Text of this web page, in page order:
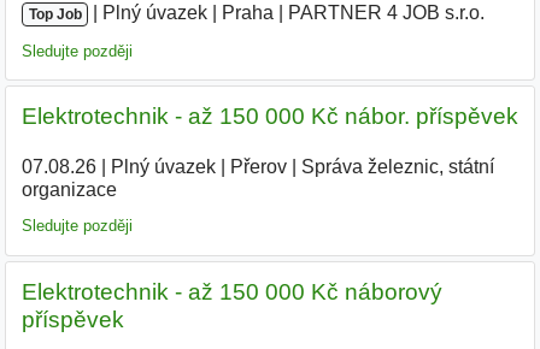
Top Job Plný úvazek Praha PARTNER 4 JOB s.r.o.
Sledujte později
Elektrotechnik - až 150 000 Kč nábor. příspěvek
07.08.26| Plný úvazek| Přerov|
Správa železnic, státní
organizace
Sledujte později
Elektrotechnik - až 150 000 Kč náborový
příspěvek